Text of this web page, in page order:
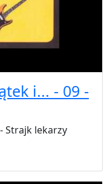
i... - 09 -
Strajk lekarzy